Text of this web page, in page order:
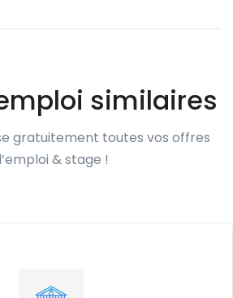
similaires
gratuitement toutes vos offres
& stage !